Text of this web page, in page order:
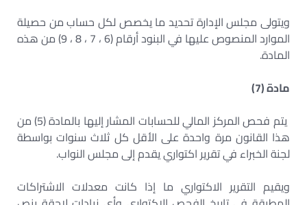
ويتولى مجلس الإدارة تحديد ما يخصص لكل حساب من حصيلة
الموارد المنصوص عليها في البنود أرقام (6 ، 7 ، 8 ، 9) من هذه
المادة.
مادة (7)
يتم فحص المركز المالي للحسابات المشار إليها بالمادة (5) من
هذا القانون مرة واحدة على الأقل كل ثلاث سنوات بواسطة
لجنة الخبراء في تقرير اكتواري يقدم إلى مجلس النواب.
ويقيم التقرير الاكتواري ما إذا كانت معدلات الاشتراكات